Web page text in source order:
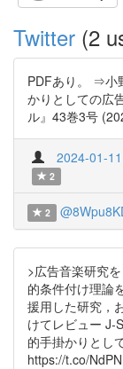
Twitter (2
PDFあり。 ⇒小
かりとしての広
ル』43巻3号
2024-01-
2
2
>広告音楽研究
的条件付け理論
援用した研究，
けてレビュー J-
的手掛かりとし
https://t.co/